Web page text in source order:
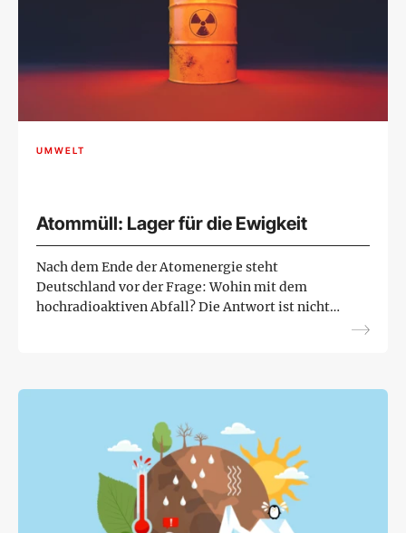
UMWELT
Atommüll: Lager für die Ewigkeit
Nach dem Ende der Atomenergie steht
Deutschland vor der Frage: Wohin mit dem
hochradioaktiven Abfall? Die Antwort ist nicht